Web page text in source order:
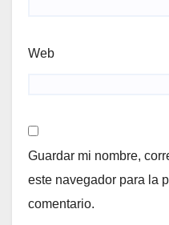
Web
Guardar mi nombre,
este navegador para la
comentario.